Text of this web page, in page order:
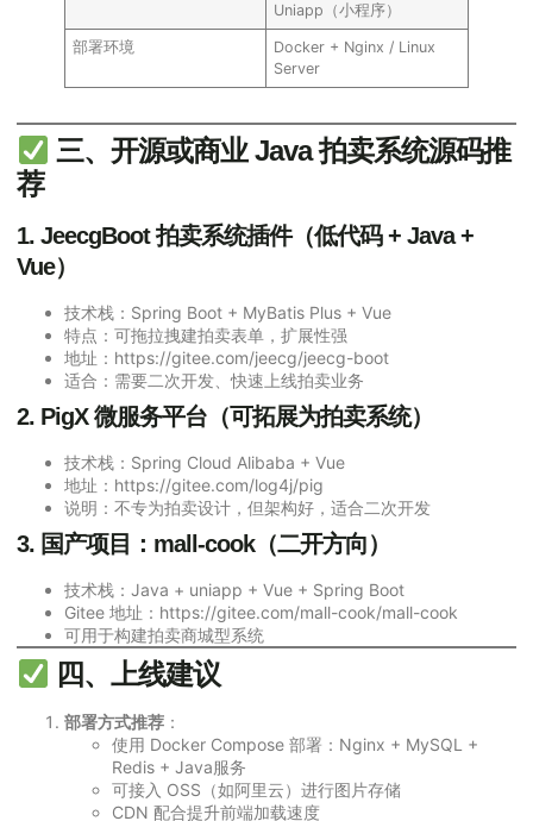
Uniapp（小程序）
部署环境
Docker + Nginx / Linux
Server
三、开源或商业 Java 拍卖系统源码推
荐
1. JeecgBoot 拍卖系统插件（低代码 + Java +
Vue）
技术栈：Spring Boot + MyBatis Plus + Vue
特点：可拖拉拽建拍卖表单，扩展性强
地址： https://gitee.com/jeecg/jeecg-boot
适合：需要二次开发、快速上线拍卖业务
2. PigX 微服务平台 （可拓展为拍卖系统）
技术栈：Spring Cloud Alibaba + Vue
地址： https://gitee.com/log4j/pig
说明：不专为拍卖设计，但架构好，适合二次开发
3. 国产项目：mall-cook（二开方向）
技术栈：Java + uniapp + Vue + Spring Boot
Gitee 地址： https://gitee.com/mall-cook/mall-cook
可用于构建拍卖商城型系统
四、上线建议
部署方式推荐 ：
使用 Docker Compose 部署：Nginx + MySQL +
Redis + Java服务
可接入 OSS（如阿里云）进行图片存储
CDN 配合提升前端加载速度